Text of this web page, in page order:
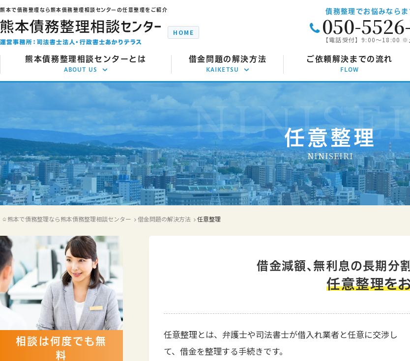
熊本で債務整理なら熊本債務整理相談センターの任意整理をご紹介
HOME
債務整理でお悩みなら
050-
【電話受付】9:00～18:00 ※
熊本債務整理相談センターとは
ABOUT US
借金解決で選ばれる理由
代表からのメッセージ
事務所のご案内
交通アクセス
ご推薦者の言葉
よくあるご質問
お問い合わせ
借金問題の解決方法
KAIKETSU
個人再生
特定調停
時効援用
過払い金返還請求
ご依頼解決までの流れ
FLOW
任意整理
NINISEIRI
熊本で債務整理なら熊本債務整理相談センター 借金問題の解決方法 任意整理
借金減額、無利息の長期分
任意整理を
任意整理とは、弁護士や司法書士が借入れ業者と任意に交渉し
て、借金を整理する手続きです。
相談は何度でも無
料